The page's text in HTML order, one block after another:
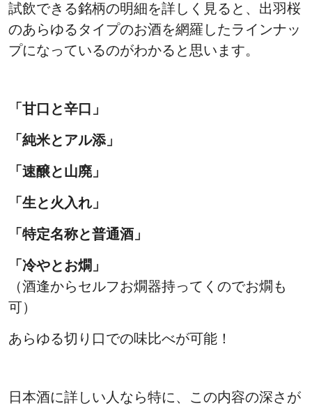
試飲できる銘柄の明細を詳しく見ると、出羽桜
のあらゆるタイプのお酒を網羅したラインナッ
プになっているのがわかると思います。
「甘口と辛口」
「純米とアル添」
「速醸と山廃」
「生と火入れ」
「特定名称と普通酒」
「冷やとお燗」
（酒逢からセルフお燗器持ってくのでお燗も
可）
あらゆる切り口での味比べが可能！
日本酒に詳しい人なら特に、この内容の深さが